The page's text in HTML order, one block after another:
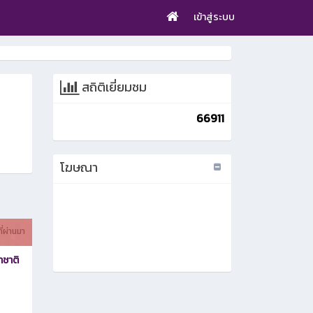
เข้าสู่ระบบ
านมา
ชาติ
สถิติเยี่ยมชม
66911
โฆษณา